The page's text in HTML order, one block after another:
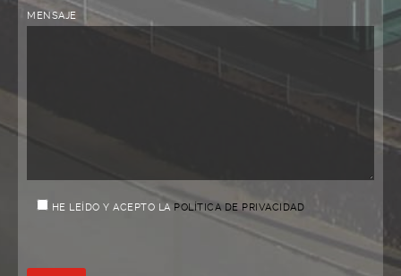
MENSAJE
HE LEÍDO Y ACEPTO LA POLÍTICA DE PRIVACIDAD